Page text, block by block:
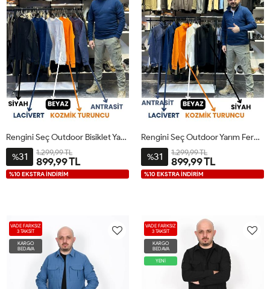
Rengini Seç Outdoor Bisiklet Yaka Sweat
%31 1.299,99 TL
899,99 TL
%10 EKSTRA İNDİRİM
Rengini Seç Outdoor Yarım Fermuarlı Sweat
%31 1.299,99 TL
899,99 TL
%10 EKSTRA İNDİRİM
VADE FARKSIZ
3 TAKSİT
KARGO
BEDAVA
VADE FARKSIZ
3 TAKSİT
KARGO
BEDAVA
YENİ